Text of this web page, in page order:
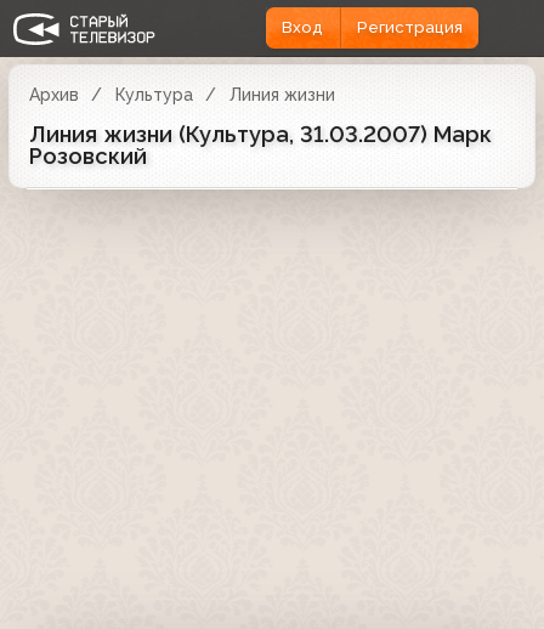
Вход Регистрация
Архив Культура Линия жизни
Линия жизни (Культура, 31.03.2007) Марк
Розовский